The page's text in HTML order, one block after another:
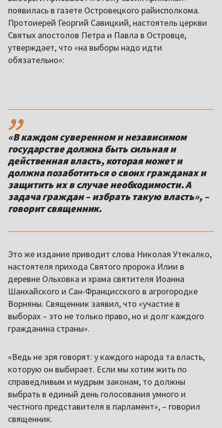
появилась в газете Островецкого райисполкома.
Протоиерей Георгий Савицкий, настоятель церкви
Святых апостолов Петра и Павла в Островце,
утверждает, что «на выборы надо идти
обязательно»:
,,
«В каждом суверенном и независимом
государстве должна быть сильная и
действенная власть, которая может и
должна позаботиться о своих гражданах и
защитить их в случае необходимости. А
задача граждан – избрать такую власть», –
говорит священник.
Это же издание приводит слова Николая Утекалко,
настоятеля прихода Святого пророка Илии в
деревне Ольховка и храма святителя Иоанна
Шанхайского и Сан-Францисского в агрогородке
Ворняны. Священник заявил, что «участие в
выборах – это не только право, но и долг каждого
гражданина страны».
«Ведь не зря говорят: у каждого народа та власть,
которую он выбирает. Если мы хотим жить по
справедливым и мудрым законам, то должны
выбрать в единый день голосования умного и
честного представителя в парламент», – говорил
священник.